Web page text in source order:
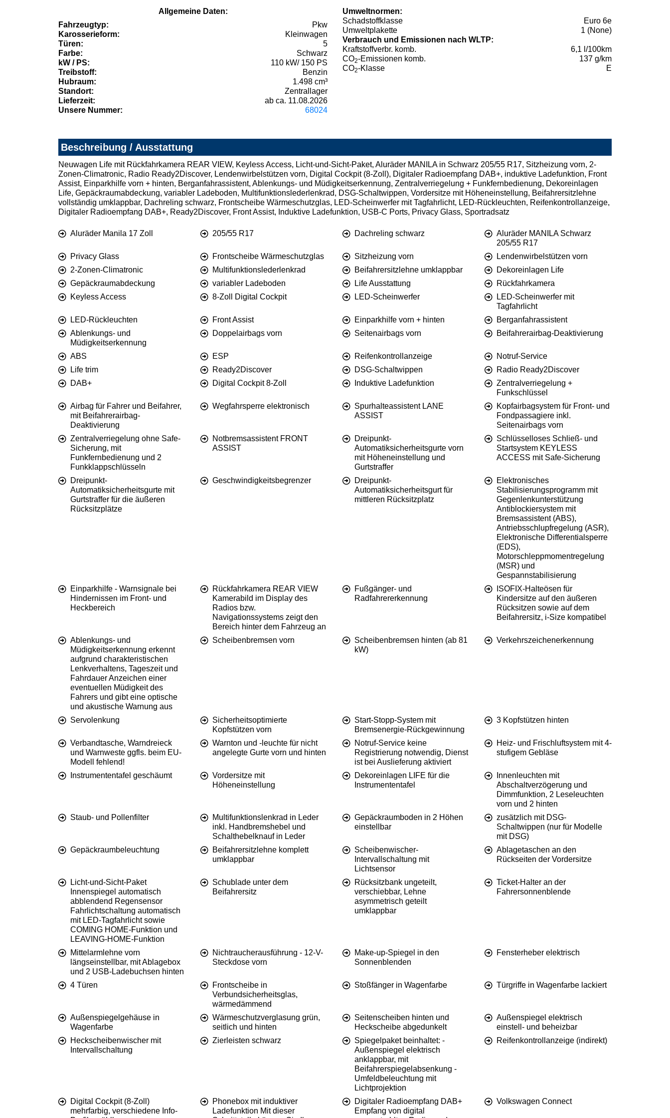
Allgemeine Daten:
Fahrzeugtyp:
Pkw
Karosserieform:
Kleinwagen
Türen:
5
Farbe:
Schwarz
kW / PS:
110 kW/ 150 PS
Treibstoff:
Benzin
Hubraum:
1.498 cm³
Standort:
Zentrallager
Lieferzeit:
ab ca. 11.08.2026
Unsere Nummer:
68024
Umweltnormen:
Schadstoffklasse
Euro 6e
Umweltplakette
1 (None)
Verbrauch und Emissionen nach WLTP:
Kraftstoffverbr. komb.
6,1 l/100km
CO2-Emissionen komb.
137 g/km
CO2-Klasse E
Beschreibung / Ausstattung
Neuwagen Life mit Rückfahrkamera REAR VIEW, Keyless Access, Licht-und-Sicht-Paket, Aluräder MANILA in Schwarz 205/55 R17, Sitzheizung vorn, 2-
Zonen-Climatronic, Radio Ready2Discover, Lendenwirbelstützen vorn, Digital Cockpit (8-Zoll), Digitaler Radioempfang DAB+, induktive Ladefunktion, Front
Assist, Einparkhilfe vorn + hinten, Berganfahrassistent, Ablenkungs- und Müdigkeitserkennung, Zentralverriegelung + Funkfernbedienung, Dekoreinlagen
Life, Gepäckraumabdeckung, variabler Ladeboden, Multifunktionslederlenkrad, DSG-Schaltwippen, Vordersitze mit Höheneinstellung, Beifahrersitzlehne
vollständig umklappbar, Dachreling schwarz, Frontscheibe Wärmeschutzglas, LED-Scheinwerfer mit Tagfahrlicht, LED-Rückleuchten, Reifenkontrollanzeige,
Digitaler Radioempfang DAB+, Ready2Discover, Front Assist, Induktive Ladefunktion, USB-C Ports, Privacy Glass, Sportradsatz
Aluräder Manila 17 Zoll 205/55 R17 Dachreling schwarz
Aluräder MANILA Schwarz
205/55 R17
Privacy Glass
Frontscheibe Wärmeschutzglas Sitzheizung vorn
Lendenwirbelstützen vorn
2-Zonen-Climatronic
Multifunktionslederlenkrad Beifahrersitzlehne umklappbar
Dekoreinlagen Life
Gepäckraumabdeckung
variabler Ladeboden Life Ausstattung
Rückfahrkamera
Keyless Access
8-Zoll Digital Cockpit LED-Scheinwerfer
LED-Scheinwerfer mit
Tagfahrlicht
LED-Rückleuchten
Front Assist Einparkhilfe vorn + hinten
Berganfahrassistent
Ablenkungs- und
Müdigkeitserkennung
Doppelairbags vorn Seitenairbags vorn Beifahrerairbag-Deaktivierung
ABS ESP Reifenkontrollanzeige
Notruf-Service
Life trim
Ready2Discover DSG-Schaltwippen
Radio Ready2Discover
DAB+
Digital Cockpit 8-Zoll Induktive Ladefunktion
Zentralverriegelung +
Funkschlüssel
Airbag für Fahrer und Beifahrer,
mit Beifahrerairbag-
Deaktivierung
Wegfahrsperre elektronisch
Spurhalteassistent LANE
ASSIST
Kopfairbagsystem für Front- und
Fondpassagiere inkl.
Seitenairbags vorn
Zentralverriegelung ohne Safe-
Sicherung, mit
Funkfernbedienung und 2
Funkklappschlüsseln
Notbremsassistent FRONT
ASSIST
Dreipunkt-
Automatiksicherheitsgurte vorn
mit Höheneinstellung und
Gurtstraffer
Schlüsselloses Schließ- und
Startsystem KEYLESS
ACCESS mit Safe-Sicherung
Dreipunkt-
Automatiksicherheitsgurte mit
Gurtstraffer für die äußeren
Rücksitzplätze
Geschwindigkeitsbegrenzer
Dreipunkt-
Automatiksicherheitsgurt für
mittleren Rücksitzplatz
Elektronisches
Stabilisierungsprogramm mit
Gegenlenkunterstützung
Antiblockiersystem mit
Bremsassistent (ABS),
Antriebsschlupfregelung (ASR),
Elektronische Differentialsperre
(EDS),
Motorschleppmomentregelung
(MSR) und
Gespannstabilisierung
Einparkhilfe - Warnsignale bei
Hindernissen im Front- und
Heckbereich
Rückfahrkamera REAR VIEW
Kamerabild im Display des
Radios bzw.
Navigationssystems zeigt den
Bereich hinter dem Fahrzeug an
Fußgänger- und
Radfahrererkennung
ISOFIX-Halteösen für
Kindersitze auf den äußeren
Rücksitzen sowie auf dem
Beifahrersitz, i-Size kompatibel
Ablenkungs- und
Müdigkeitserkennung erkennt
aufgrund charakteristischen
Lenkverhaltens, Tageszeit und
Fahrdauer Anzeichen einer
eventuellen Müdigkeit des
Fahrers und gibt eine optische
und akustische Warnung aus
Scheibenbremsen vorn
Scheibenbremsen hinten (ab 81
kW)
Verkehrszeichenerkennung
Servolenkung
Sicherheitsoptimierte
Kopfstützen vorn
Start-Stopp-System mit
Bremsenergie-Rückgewinnung
3 Kopfstützen hinten
Verbandtasche, Warndreieck
und Warnweste ggfls. beim EU-
Modell fehlend!
Warnton und -leuchte für nicht
angelegte Gurte vorn und hinten
Notruf-Service keine
Registrierung notwendig, Dienst
ist bei Auslieferung aktiviert
Heiz- und Frischluftsystem mit 4-
stufigem Gebläse
Instrumententafel geschäumt
Vordersitze mit
Höheneinstellung
Dekoreinlagen LIFE für die
Instrumententafel
Innenleuchten mit
Abschaltverzögerung und
Dimmfunktion, 2 Leseleuchten
vorn und 2 hinten
Staub- und Pollenfilter
Multifunktionslenkrad in Leder
inkl. Handbremshebel und
Schalthebelknauf in Leder
Gepäckraumboden in 2 Höhen
einstellbar
zusätzlich mit DSG-
Schaltwippen (nur für Modelle
mit DSG)
Gepäckraumbeleuchtung
Beifahrersitzlehne komplett
umklappbar
Scheibenwischer-
Intervallschaltung mit
Lichtsensor
Ablagetaschen an den
Rückseiten der Vordersitze
Licht-und-Sicht-Paket
Innenspiegel automatisch
abblendend Regensensor
Fahrlichtschaltung automatisch
mit LED-Tagfahrlicht sowie
COMING HOME-Funktion und
LEAVING-HOME-Funktion
Schublade unter dem
Beifahrersitz
Rücksitzbank ungeteilt,
verschiebbar, Lehne
asymmetrisch geteilt
umklappbar
Ticket-Halter an der
Fahrersonnenblende
Mittelarmlehne vorn
längseinstellbar, mit Ablagebox
und 2 USB-Ladebuchsen hinten
Nichtraucherausführung - 12-V-
Steckdose vorn
Make-up-Spiegel in den
Sonnenblenden
Fensterheber elektrisch
4 Türen
Frontscheibe in
Verbundsicherheitsglas,
wärmedämmend
Stoßfänger in Wagenfarbe Türgriffe in Wagenfarbe lackiert
Außenspiegelgehäuse in
Wagenfarbe
Wärmeschutzverglasung grün,
seitlich und hinten
Seitenscheiben hinten und
Heckscheibe abgedunkelt
Außenspiegel elektrisch
einstell- und beheizbar
Heckscheibenwischer mit
Intervallschaltung
Zierleisten schwarz
Spiegelpaket beinhaltet: -
Außenspiegel elektrisch
anklappbar, mit
Beifahrerspiegelabsenkung -
Umfeldbeleuchtung mit
Lichtprojektion
Reifenkontrollanzeige (indirekt)
Digital Cockpit (8-Zoll)
mehrfarbig, verschiedene Info-
Phonebox mit induktiver
Ladefunktion Mit dieser
Digitaler Radioempfang DAB+
Empfang von digital
Volkswagen Connect